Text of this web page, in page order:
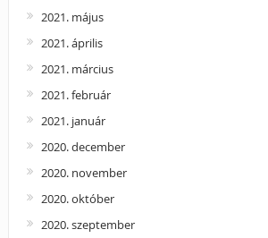
2021. május
2021. április
2021. március
2021. február
2021. január
2020. december
2020. november
2020. október
2020. szeptember